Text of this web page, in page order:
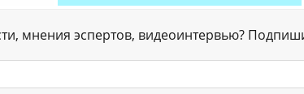
мнения эспертов, видеоинтервью?